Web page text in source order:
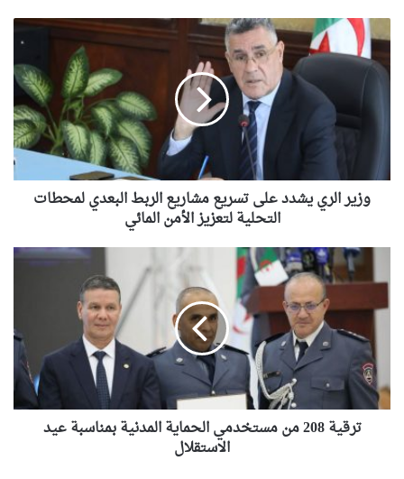
وزير
الري
يشدد
على
تسريع
لمحطات
التحلية
المائي
وزير الري يشدد على تسريع مشاريع الربط البعدي لمحطات
التحلية لتعزيز الأمن المائي
من
مستخدمي
الحماية
المدنية
بمناسبة
عيد
الاستقلال
ترقية 208 من مستخدمي الحماية المدنية بمناسبة عيد
الاستقلال